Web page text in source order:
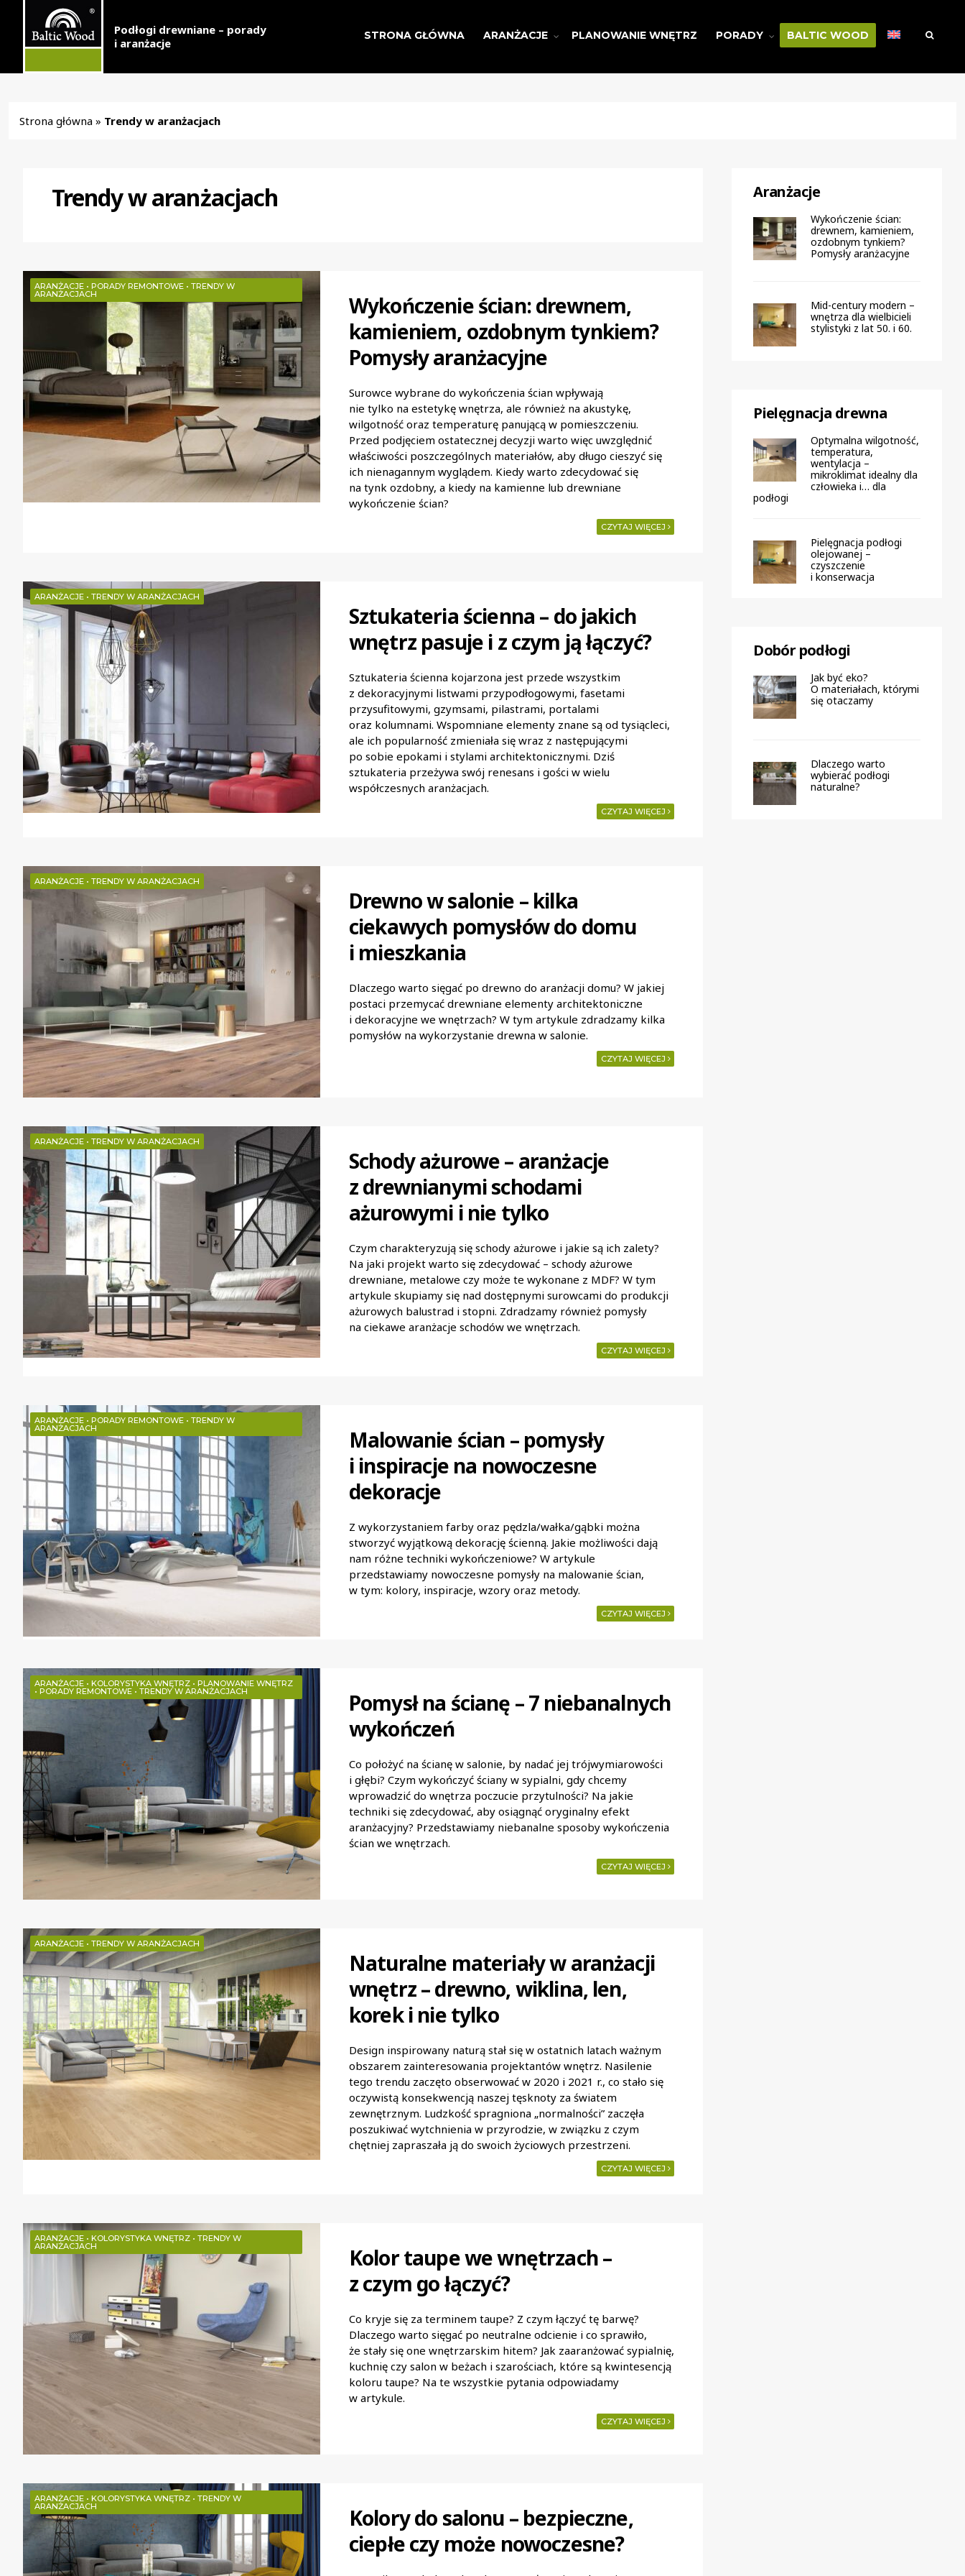
Podłogi drewniane – porady
i aranżacje
STRONA GŁÓWNA ARANŻACJE PLANOWANIE WNĘTRZ PORADY BALTIC WOOD
Strona główna » Trendy w aranżacjach
Trendy w aranżacjach
ARANŻACJE • PORADY REMONTOWE • TRENDY W
ARANŻACJACH
Wykończenie ścian: drewnem,
kamieniem, ozdobnym tynkiem?
Pomysły aranżacyjne
Surowce wybrane do wykończenia ścian wpływają
nie tylko na estetykę wnętrza, ale również na akustykę,
wilgotność oraz temperaturę panującą w pomieszczeniu.
Przed podjęciem ostatecznej decyzji warto więc uwzględnić
właściwości poszczególnych materiałów, aby długo cieszyć się
ich nienagannym wyglądem. Kiedy warto zdecydować się
na tynk ozdobny, a kiedy na kamienne lub drewniane
wykończenie ścian?
CZYTAJ WIĘCEJ
ARANŻACJE • TRENDY W ARANŻACJACH
Sztukateria ścienna – do jakich
wnętrz pasuje i z czym ją łączyć?
Sztukateria ścienna kojarzona jest przede wszystkim
z dekoracyjnymi listwami przypodłogowymi, fasetami
przysufitowymi, gzymsami, pilastrami, portalami
oraz kolumnami. Wspomniane elementy znane są od tysiącleci,
ale ich popularność zmieniała się wraz z następującymi
po sobie epokami i stylami architektonicznymi. Dziś
sztukateria przeżywa swój renesans i gości w wielu
współczesnych aranżacjach.
CZYTAJ WIĘCEJ
ARANŻACJE • TRENDY W ARANŻACJACH
Drewno w salonie – kilka
ciekawych pomysłów do domu
i mieszkania
Dlaczego warto sięgać po drewno do aranżacji domu? W jakiej
postaci przemycać drewniane elementy architektoniczne
i dekoracyjne we wnętrzach? W tym artykule zdradzamy kilka
pomysłów na wykorzystanie drewna w salonie.
CZYTAJ WIĘCEJ
ARANŻACJE • TRENDY W ARANŻACJACH
Schody ażurowe – aranżacje
z drewnianymi schodami
ażurowymi i nie tylko
Czym charakteryzują się schody ażurowe i jakie są ich zalety?
Na jaki projekt warto się zdecydować – schody ażurowe
drewniane, metalowe czy może te wykonane z MDF? W tym
artykule skupiamy się nad dostępnymi surowcami do produkcji
ażurowych balustrad i stopni. Zdradzamy również pomysły
na ciekawe aranżacje schodów we wnętrzach.
CZYTAJ WIĘCEJ
ARANŻACJE • PORADY REMONTOWE • TRENDY W
ARANŻACJACH
Malowanie ścian – pomysły
i inspiracje na nowoczesne
dekoracje
Z wykorzystaniem farby oraz pędzla/wałka/gąbki można
stworzyć wyjątkową dekorację ścienną. Jakie możliwości dają
nam różne techniki wykończeniowe? W artykule
przedstawiamy nowoczesne pomysły na malowanie ścian,
w tym: kolory, inspiracje, wzory oraz metody.
CZYTAJ WIĘCEJ
ARANŻACJE • KOLORYSTYKA WNĘTRZ • PLANOWANIE WNĘTRZ
• PORADY REMONTOWE • TRENDY W ARANŻACJACH
Pomysł na ścianę – 7 niebanalnych
wykończeń
Co położyć na ścianę w salonie, by nadać jej trójwymiarowości
i głębi? Czym wykończyć ściany w sypialni, gdy chcemy
wprowadzić do wnętrza poczucie przytulności? Na jakie
techniki się zdecydować, aby osiągnąć oryginalny efekt
aranżacyjny? Przedstawiamy niebanalne sposoby wykończenia
ścian we wnętrzach.
CZYTAJ WIĘCEJ
ARANŻACJE • TRENDY W ARANŻACJACH
Naturalne materiały w aranżacji
wnętrz – drewno, wiklina, len,
korek i nie tylko
Design inspirowany naturą stał się w ostatnich latach ważnym
obszarem zainteresowania projektantów wnętrz. Nasilenie
tego trendu zaczęto obserwować w 2020 i 2021 r., co stało się
oczywistą konsekwencją naszej tęsknoty za światem
zewnętrznym. Ludzkość spragniona „normalności” zaczęła
poszukiwać wytchnienia w przyrodzie, w związku z czym
chętniej zapraszała ją do swoich życiowych przestrzeni.
CZYTAJ WIĘCEJ
ARANŻACJE • KOLORYSTYKA WNĘTRZ • TRENDY W
ARANŻACJACH
Kolor taupe we wnętrzach –
z czym go łączyć?
Co kryje się za terminem taupe? Z czym łączyć tę barwę?
Dlaczego warto sięgać po neutralne odcienie i co sprawiło,
że stały się one wnętrzarskim hitem? Jak zaaranżować sypialnię,
kuchnię czy salon w beżach i szarościach, które są kwintesencją
koloru taupe? Na te wszystkie pytania odpowiadamy
w artykule.
CZYTAJ WIĘCEJ
ARANŻACJE • KOLORYSTYKA WNĘTRZ • TRENDY W
ARANŻACJACH
Kolory do salonu – bezpieczne,
ciepłe czy może nowoczesne?
Aranżacje
Wykończenie ścian:
drewnem, kamieniem,
ozdobnym tynkiem?
Pomysły aranżacyjne
Mid-century modern –
wnętrza dla wielbicieli
stylistyki z lat 50. i 60.
Pielęgnacja drewna
Optymalna wilgotność,
temperatura,
wentylacja –
mikroklimat idealny dla
człowieka i… dla
podłogi
Pielęgnacja podłogi
olejowanej –
czyszczenie
i konserwacja
Dobór podłogi
Jak być eko?
O materiałach, którymi
się otaczamy
Dlaczego warto
wybierać podłogi
naturalne?